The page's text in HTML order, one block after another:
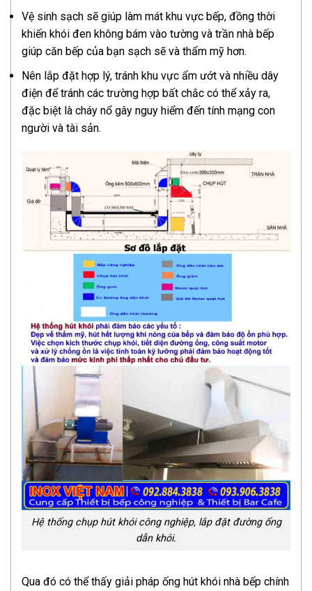
Vệ sinh sạch sẽ giúp làm mát khu vực bếp, đồng thời
khiến khói đen không bám vào tường và trần nhà bếp
giúp căn bếp của bạn sạch sẽ và thẩm mỹ hơn.
Nên lắp đặt hợp lý, tránh khu vực ẩm ướt và nhiều dây
điện để tránh các trường hợp bất chắc có thể xảy ra,
đặc biệt là cháy nổ gây nguy hiểm đến tính mạng con
người và tài sản.
Hệ thống chụp hút khói công nghiệp, lắp đặt đường ống
dẫn khói.
Qua đó có thể thấy giải pháp ống hút khói nhà bếp chính